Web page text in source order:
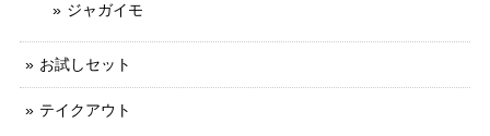
ジャガイモ
お試しセット
テイクアウト